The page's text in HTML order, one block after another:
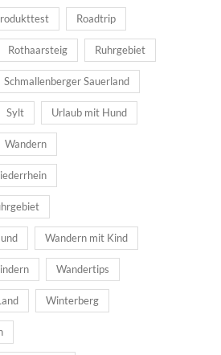
Roadtrip
Rothaarsteig Ruhrgebiet
Schmallenberger Sauerland
Sylt Urlaub mit Hund
Wandern
Wandern mit Kind
Wandertips
Winterberg